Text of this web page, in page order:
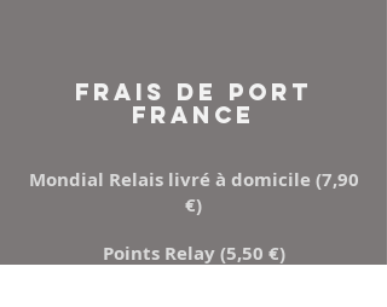
FRAIS DE PORT
FRANCE
Mondial Relais livré à domicile (7,90
€)
Points Relay (5,50 €)